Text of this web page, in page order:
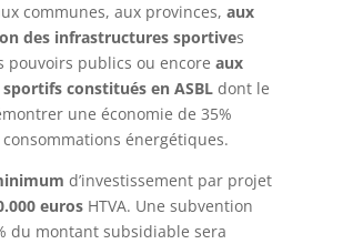
communes, aux provinces, aux
des infrastructures sportives
pouvoirs publics ou encore aux
constitués en ASBL dont le
une économie de 35%
énergétiques.
d’investissement par projet
eurosHTVA. Une subvention
du montant subsidiable sera